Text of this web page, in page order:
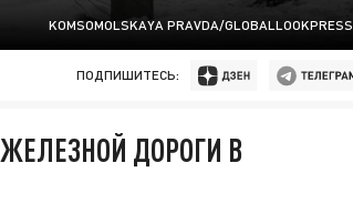
KOMSOMOLSKAYA PRAVDA/GLOBALLOOKPRESS
ПОДПИШИТЕСЬ:
ДОРОГИ В